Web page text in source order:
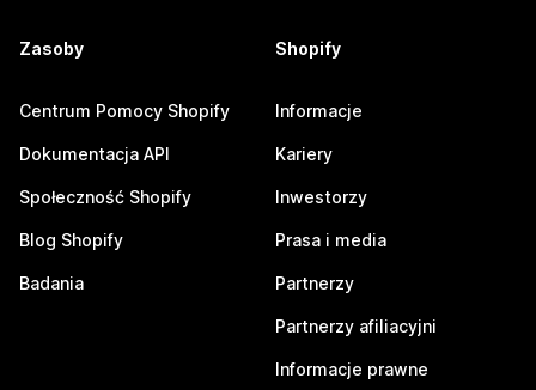
Zasoby
Centrum Pomocy Shopify
Dokumentacja API
Społeczność Shopify
Blog Shopify
Badania
Shopify
Informacje
Kariery
Inwestorzy
Prasa i media
Partnerzy
Partnerzy afiliacyjni
Informacje prawne